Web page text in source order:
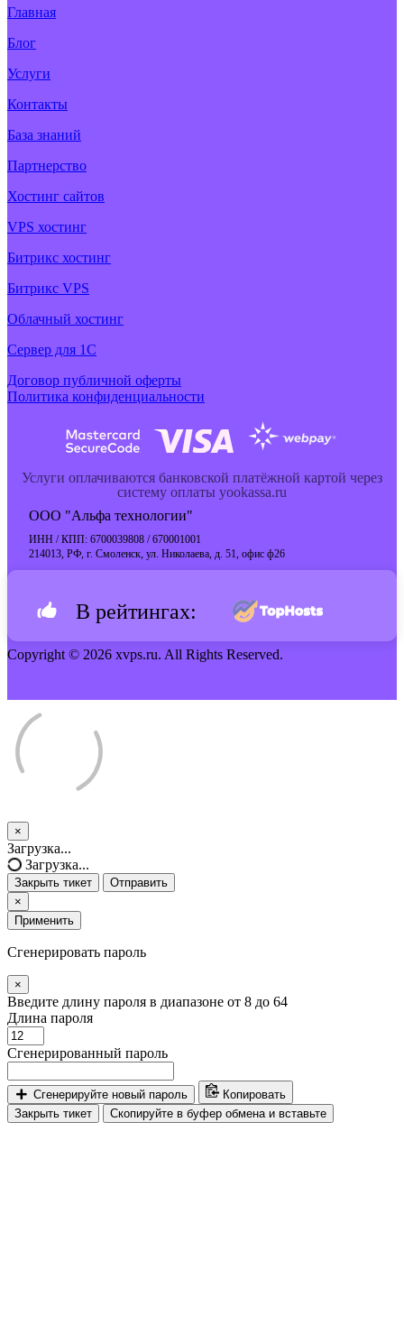
Главная
Блог
Услуги
Контакты
База знаний
Партнерство
Хостинг сайтов
VPS хостинг
Битрикс хостинг
Битрикс VPS
Облачный хостинг
Cервер для 1С
Договор публичной оферты
Политика конфиденциальности
Услуги оплачиваются банковской платёжной картой через
систему оплаты yookassa.ru
ООО "Альфа технологии"
ИНН / КПП: 6700039808 / 670001001
214013, РФ, г. Смоленск, ул. Николаева, д. 51, офис ф26
В рейтингах:
Copyright © 2026 xvps.ru. All Rights Reserved.
×
Закрыть
тикет
Загрузка...
Загрузка...
Закрыть тикет
Отправить
×
Применить
Сгенерировать пароль
×
Введите длину пароля в диапазоне от 8 до 64
Длина пароля
Сгенерированный пароль
Сгенерируйте новый пароль
Копировать
Закрыть тикет
Скопируйте в буфер обмена и вставьте